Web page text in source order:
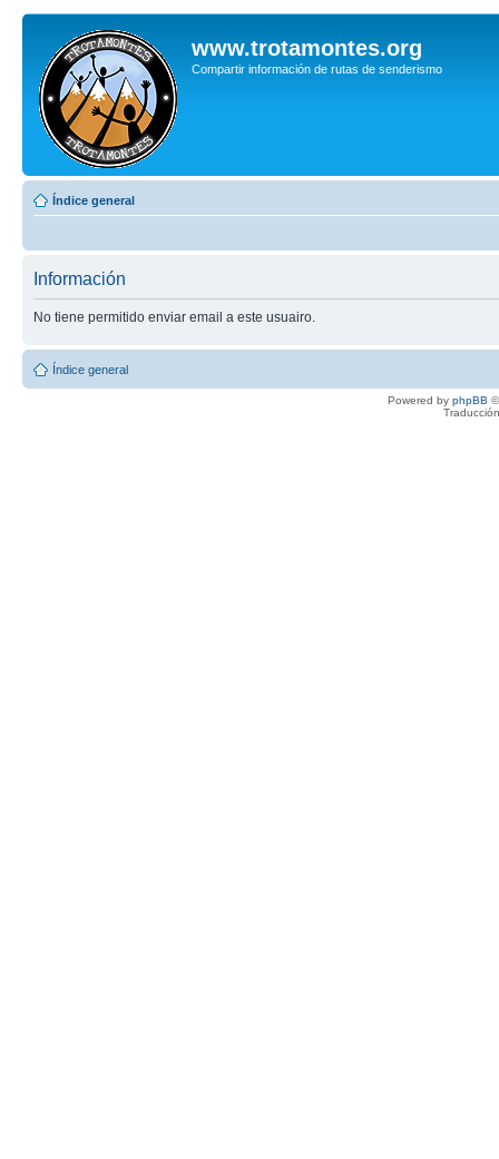
www.trotamontes.org
Compartir información de rutas de senderismo
Índice general
Información
No tiene permitido enviar email a este usuairo.
Índice general
Powered by phpBB